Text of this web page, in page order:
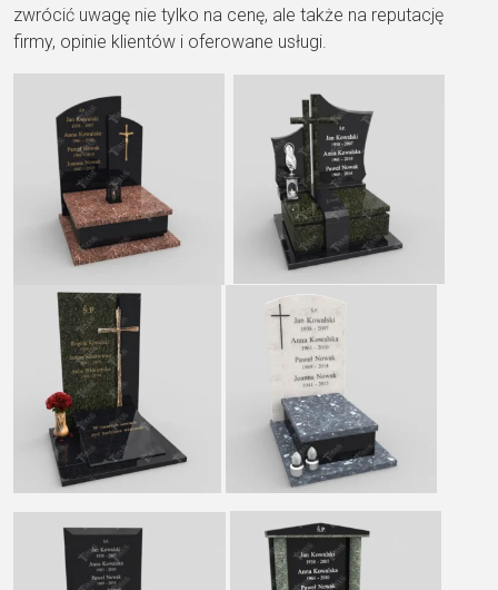
zwrócić uwagę nie tylko na cenę, ale także na reputację
firmy, opinie klientów i oferowane usługi.